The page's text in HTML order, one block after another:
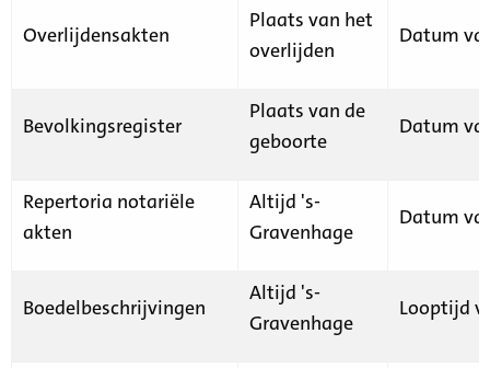
Overlijdensakten
Plaats van het
overlijden
Datum
Bevolkingsregister
Plaats van de
geboorte
Datum
Repertoria notariële
akten
Altijd 's-
Gravenhage
Datum
Boedelbeschrijvingen
Altijd 's-
Gravenhage
Looptijd